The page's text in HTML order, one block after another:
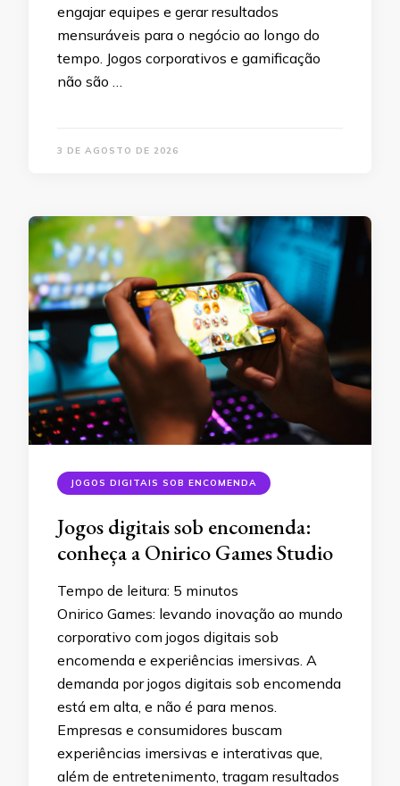
engajar equipes e gerar resultados
mensuráveis para o negócio ao longo do
tempo. Jogos corporativos e gamificação
não são …
3 DE AGOSTO DE 2026
JOGOS DIGITAIS SOB ENCOMENDA
Jogos digitais sob encomenda:
conheça a Onirico Games Studio
Tempo de leitura: 5 minutos
Onirico Games: levando inovação ao mundo
corporativo com jogos digitais sob
encomenda e experiências imersivas. A
demanda por jogos digitais sob encomenda
está em alta, e não é para menos.
Empresas e consumidores buscam
experiências imersivas e interativas que,
além de entretenimento, tragam resultados